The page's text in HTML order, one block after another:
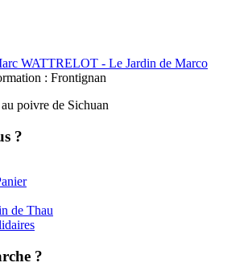
WATTRELOT - Le Jardin de Marco
: Frontignan
?
de Thau
?